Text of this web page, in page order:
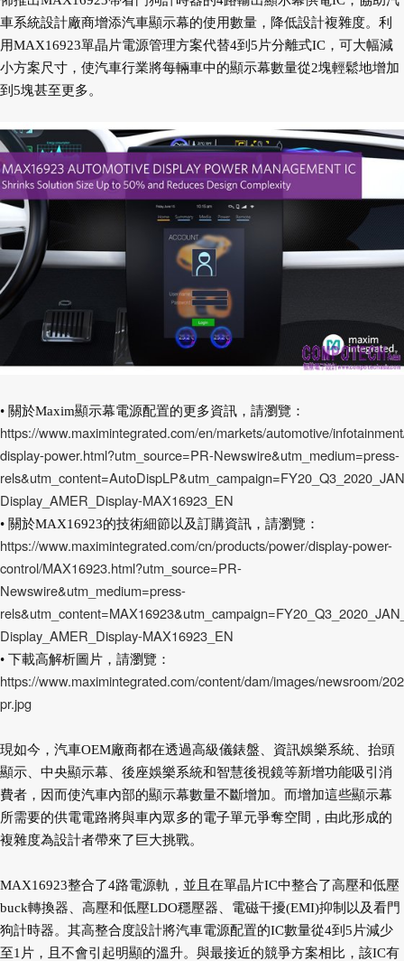
車系統設計廠商增添汽車顯示幕的使用數量，降低設計複雜度。利
用MAX16923單晶片電源管理方案代替4到5片分離式IC，可大幅減
小方案尺寸，使汽車行業將每輛車中的顯示幕數量從2塊輕鬆地增加
到5塊甚至更多。
• 關於Maxim顯示幕電源配置的更多資訊，請瀏覽：
https://www.maximintegrated.com/en/markets/automotive/
display-power.html?utm_source=PR-Newswire&utm_medium=press-
Display_AMER_Display-MAX16923_EN
• 關於MAX16923的技術細節以及訂購資訊，請瀏覽：
https://www.maximintegrated.com/cn/products/power/display-power-
control/MAX16923.html?utm_source=PR-
Newswire&utm_medium=press-
Display_AMER_Display-MAX16923_EN
• 下載高解析圖片，請瀏覽：
https://www.maximintegrated.com/content/dam/images/newsroom/
pr.jpg
現如今，汽車OEM廠商都在透過高級儀錶盤、資訊娛樂系統、抬頭
顯示、中央顯示幕、後座娛樂系統和智慧後視鏡等新增功能吸引消
費者，因而使汽車內部的顯示幕數量不斷增加。而增加這些顯示幕
所需要的供電電路將與車內眾多的電子單元爭奪空間，由此形成的
複雜度為設計者帶來了巨大挑戰。
MAX16923整合了4路電源軌，並且在單晶片IC中整合了高壓和低壓
buck轉換器、高壓和低壓LDO穩壓器、電磁干擾(EMI)抑制以及看門
狗計時器。其高整合度設計將汽車電源配置的IC數量從4到5片減少
至1片，且不會引起明顯的溫升。與最接近的競爭方案相比，該IC有